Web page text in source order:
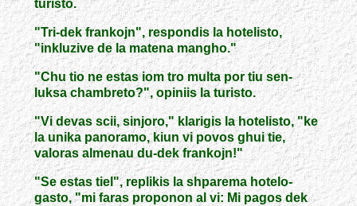
turisto.
"Tri-dek frankojn", respondis la hotelisto,
"inkluzive de la matena mangho."
"Chu tio ne estas iom tro multa por tiu sen-
luksa chambreto?", opiniis la turisto.
"Vi devas scii, sinjoro," klarigis la hotelisto, "ke
la unika panoramo, kiun vi povos ghui tie,
valoras almenau du-dek frankojn!"
"Se estas tiel", replikis la shparema hotelo-
gasto, "mi faras proponon al vi: Mi pagos dek